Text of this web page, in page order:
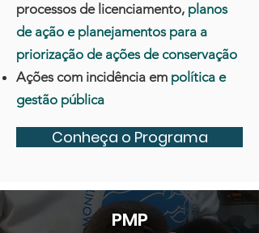
processos de licenciamento, planos
de ação e planejamentos para a
priorização de ações de conservação
Ações com incidência em política e
gestão pública
Conheça o Programa
PMP